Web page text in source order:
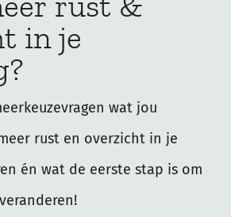
in je
wat jou
rust en overzicht in je
én wat de eerste stap is om